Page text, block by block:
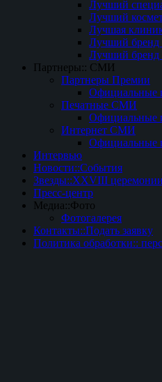
Лучший
Лучший
Лучшая
Лучший бренд
Лучший бренд
Партнеры:: СМИ
Партнеры Премии
Официальные
Печатные СМИ
Официальные
Интернет СМИ
Официальные
Интервью
Новости::События
Звезды::XXVIII церемонии
Пресс-центр
Медиа::Фото
Фотогалерея
Контакты::Подать заявку
Политика обработки::